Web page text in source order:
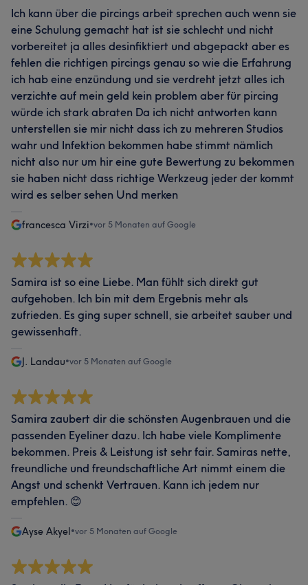
Ich kann über die pircings arbeit sprechen auch wenn sie
eine Schulung gemacht hat ist sie schlecht und nicht
vorbereitet ja alles desinfiktiert und abgepackt aber es
fehlen die richtigen pircings genau so wie die Erfahrung
ich hab eine enzündung und sie verdreht jetzt alles ich
verzichte auf mein geld kein problem aber für pircing
würde ich stark abraten Da ich nicht antworten kann
unterstellen sie mir nicht dass ich zu mehreren Studios
wahr und Infektion bekommen habe stimmt nämlich
nicht also nur um hir eine gute Bewertung zu bekommen
sie haben nicht dass richtige Werkzeug jeder der kommt
wird es selber sehen Und merken
francesca Virzi•vor 5 Monaten auf Google
Samira ist so eine Liebe. Man fühlt sich direkt gut
aufgehoben. Ich bin mit dem Ergebnis mehr als
zufrieden. Es ging super schnell, sie arbeitet sauber und
gewissenhaft.
J. Landau•vor 5 Monaten auf Google
Samira zaubert dir die schönsten Augenbrauen und die
passenden Eyeliner dazu. Ich habe viele Komplimente
bekommen. Preis & Leistung ist sehr fair. Samiras nette,
freundliche und freundschaftliche Art nimmt einem die
Angst und schenkt Vertrauen. Kann ich jedem nur
empfehlen. 😊
Ayse Akyel•vor 5 Monaten auf Google